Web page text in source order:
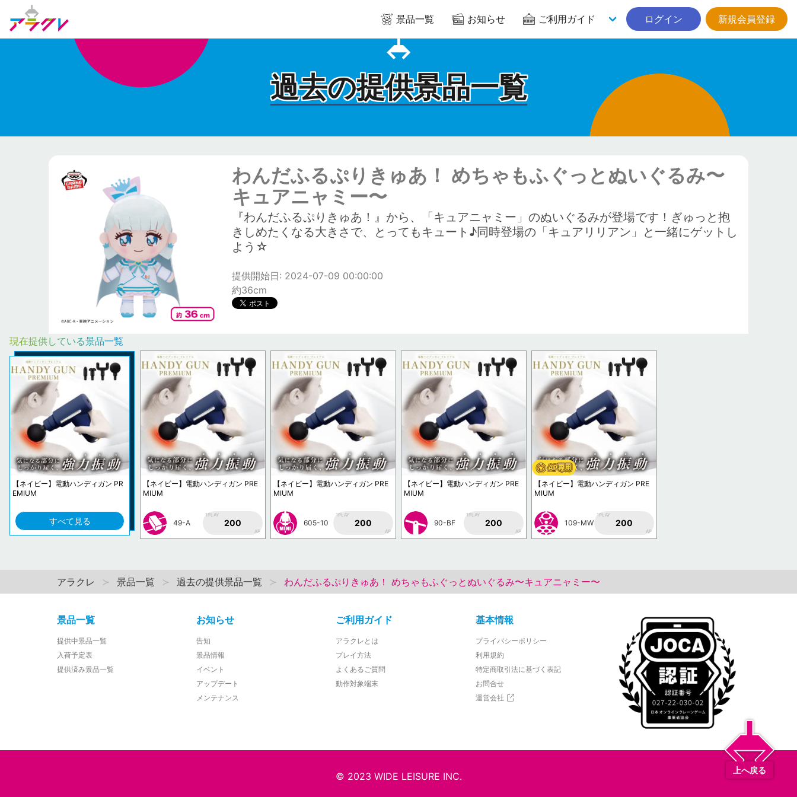
景品一覧 お知らせ ご利用ガイド ログイン 新規会員登録
過去の提供景品一覧
わんだふるぷりきゅあ！ めちゃもふぐっとぬいぐるみ〜
キュアニャミー〜
『わんだふるぷりきゅあ！』から、「キュアニャミー」のぬいぐるみが登場です！ぎゅっと抱
きしめたくなる大きさで、とってもキュート♪同時登場の「キュアリリアン」と一緒にゲットし
よう☆
提供開始日: 2024-07-09 00:00:00
約36cm
現在提供している景品一覧
【ネイビー】電動ハンディガン PR
EMIUM
すべて見る
【ネイビー】電動ハンディガン PRE
MIUM
49-A
1PLAY
200
AP
【ネイビー】電動ハンディガン PRE
MIUM
605-10
1PLAY
200
AP
【ネイビー】電動ハンディガン PRE
MIUM
90-BF
1PLAY
200
AP
【ネイビー】電動ハンディガン PRE
MIUM
109-MW
1PLAY
200
AP
アラクレ 景品一覧 過去の提供景品一覧 わんだふるぷりきゅあ！ めちゃもふぐっとぬいぐるみ〜キュアニャミー〜
景品一覧
提供中景品一覧
入荷予定表
提供済み景品一覧
お知らせ
告知
景品情報
イベント
アップデート
メンテナンス
ご利用ガイド
アラクレとは
プレイ方法
よくあるご質問
動作対象端末
基本情報
プライバシーポリシー
利用規約
特定商取引法に基づく表記
お問合せ
運営会社
© 2023 WIDE LEISURE INC.
上へ戻る